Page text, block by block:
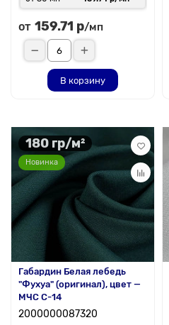
от 159.71 р/мп
В корзину
180 гр/м²
Новинка
Габардин Белая лебедь
"Фухуа" (оригинал), цвет —
МЧС С-14
2000000087320